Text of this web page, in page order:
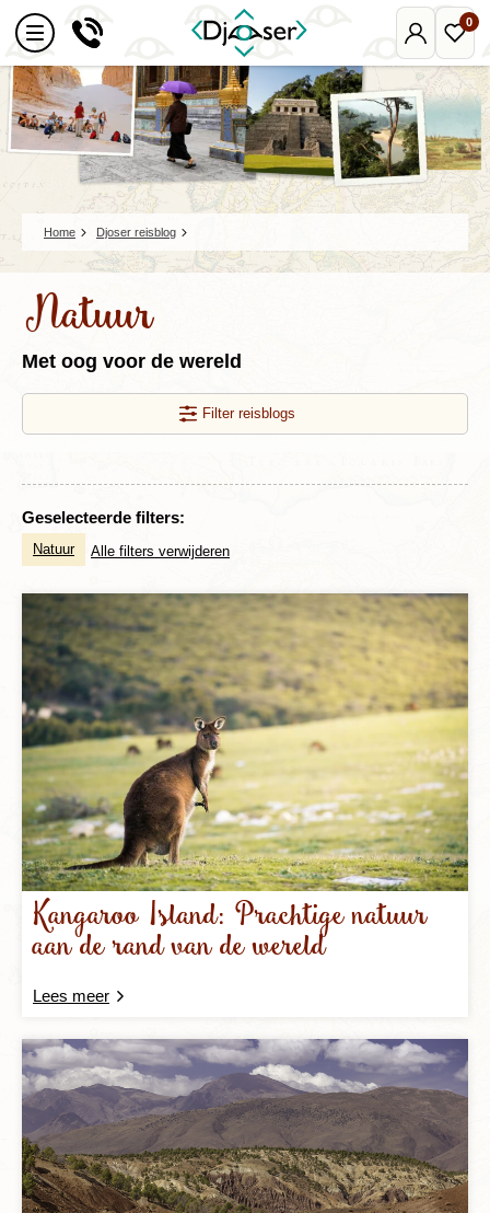
Mijn
Djoser
0
Home Djoser reisblog
Natuur
Met oog voor de wereld
Filter reisblogs
Geselecteerde filters:
Natuur Alle filters verwijderen
Kangaroo Island: Prachtige natuur
aan de rand van de wereld
Lees meer